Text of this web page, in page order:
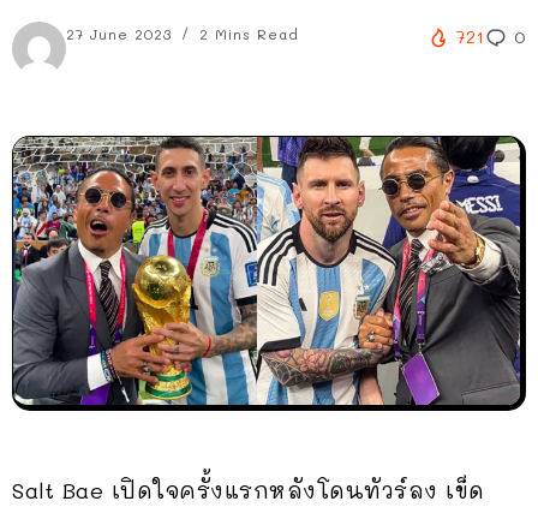
27 June 2023 2 Mins Read 721 0
Salt Bae เปิดใจครั้งแรกหลังโดนทัวร์ลง เข็ด